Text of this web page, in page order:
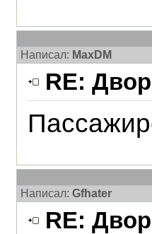
Написал: MaxDM
RE:
Написал: Gfhater
RE: